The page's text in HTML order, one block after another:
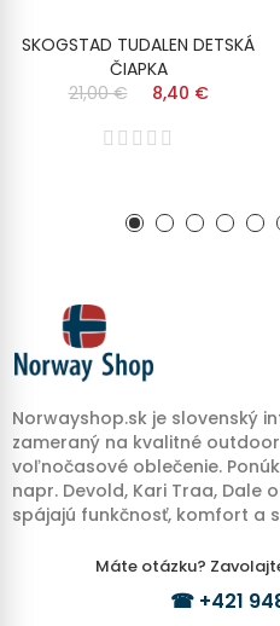
SKOGSTAD TUDALEN DETSKÁ
ČIAPKA
21,00 €
8,40 €
Norwayshop.sk je slovenský
zameraný na kvalitné
voľnočasové oblečenie.
napr. Devold, Kari Traa, Dale
spájajú funkčnosť, komfort a
Máte otázku?
☎ +421